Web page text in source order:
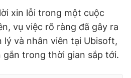
xin lỗi trong một cuộc
vụ việc rõ ràng đã gây ra
lý và nhân viên tại Ubisoft,
gắn trong thời gian sắp tới.